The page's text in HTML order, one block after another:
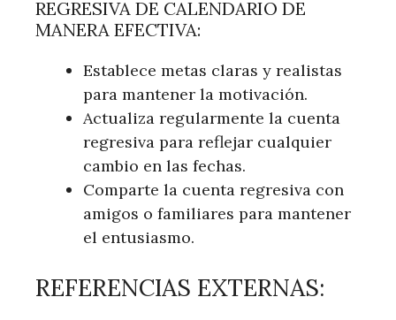
REGRESIVA DE CALENDARIO DE
MANERA EFECTIVA:
Establece metas claras y realistas
para mantener la motivación.
Actualiza regularmente la cuenta
regresiva para reflejar cualquier
cambio en las fechas.
Comparte la cuenta regresiva con
amigos o familiares para mantener
el entusiasmo.
REFERENCIAS EXTERNAS: